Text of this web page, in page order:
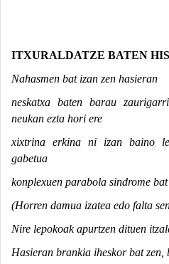
ITXURALDATZE BATEN
Nahasmen bat izan zen hasieran
neskatxa baten barau
neukan ezta hori ere
xixtrina erkina ni izan baino
gabetua
konplexuen parabola sindrome
(Horren damua izatea edo falta
Nire lepokoak apurtzen dituen
Hasieran brankia iheskor bat zen,